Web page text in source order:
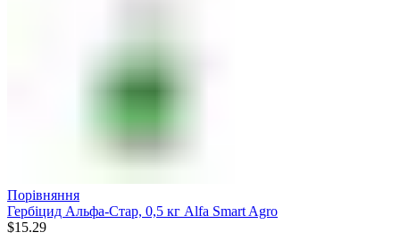
Порівняння
Гербіцид Альфа-Стар, 0,5 кг Alfa Smart Agro
$15.29